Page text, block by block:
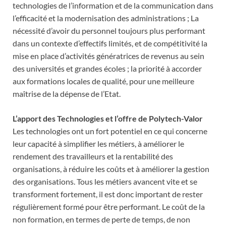
technologies de l’information et de la communication dans
l’efficacité et la modernisation des administrations ; La
nécessité d’avoir du personnel toujours plus performant
dans un contexte d’effectifs limités, et de compétitivité la
mise en place d’activités génératrices de revenus au sein
des universités et grandes écoles ; la priorité à accorder
aux formations locales de qualité, pour une meilleure
maîtrise de la dépense de l’Etat.
L’apport des Technologies et l’offre de Polytech-Valor
Les technologies ont un fort potentiel en ce qui concerne
leur capacité à simplifier les métiers, à améliorer le
rendement des travailleurs et la rentabilité des
organisations, à réduire les coûts et à améliorer la gestion
des organisations. Tous les métiers avancent vite et se
transforment fortement, il est donc important de rester
régulièrement formé pour être performant. Le coût de la
non formation, en termes de perte de temps, de non